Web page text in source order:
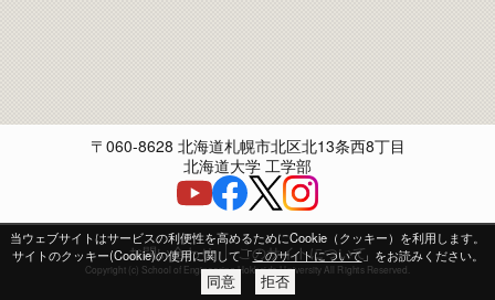
〒060-8628 北海道札幌市北区北13条西8丁目
北海道大学 工学部
Copyright (c) School of Engineering Hokkaido University All Rights Reserved.
お問い合わせ このサイトについて
当ウェブサイトはサービスの利便性を高めるためにCookie（クッキー）を利用します。
サイトのクッキー(Cookie)の使用に関して「このサイトについて」をお読みください。
同意 拒否